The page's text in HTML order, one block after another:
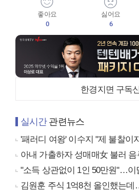
좋아요
0
싫어요
6
한경지면 구독
실시간관련뉴스
'패러디 여왕' 이수지 "제 불찰이
아내 가출하자 성매매女 불러 음
"소득 상관없이 1인 50만원"…이
김원훈 주식 1억8천 올인했는